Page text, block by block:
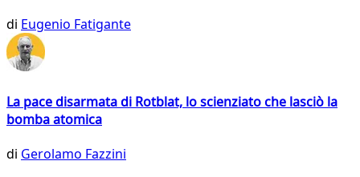
di Eugenio Fatigante
La pace disarmata di Rotblat, lo scienziato che lasciò la
bomba atomica
di Gerolamo Fazzini